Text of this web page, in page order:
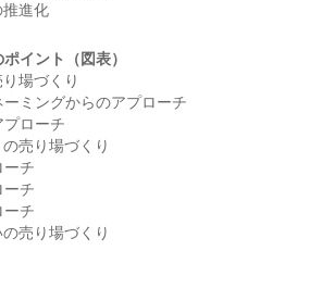
進化
イント（図表）
場づくり
ーミングからのアプローチ
プローチ
売り場づくり
ーチ
ーチ
ーチ
売り場づくり